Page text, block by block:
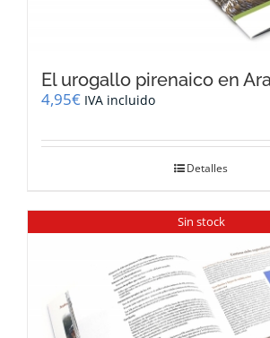
El urogallo pirenaico en
4,95€ IVA incluido
Detalles
Sin stock